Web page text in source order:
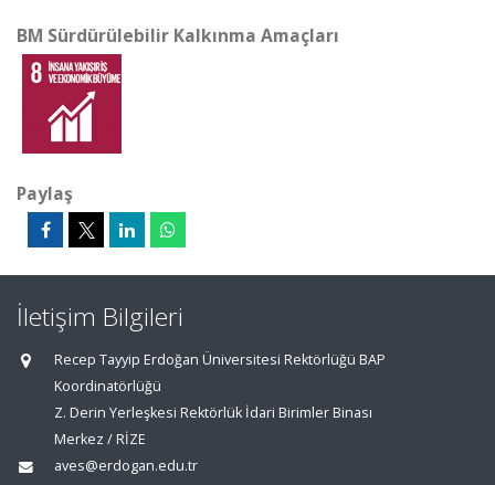
BM Sürdürülebilir Kalkınma Amaçları
Paylaş
İletişim Bilgileri
Recep Tayyip Erdoğan Üniversitesi Rektörlüğü BAP
Koordinatörlüğü
Z. Derin Yerleşkesi Rektörlük İdari Birimler Binası
Merkez / RİZE
aves@erdogan.edu.tr